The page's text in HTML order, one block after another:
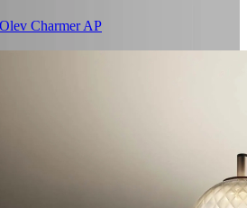
Charmer AP